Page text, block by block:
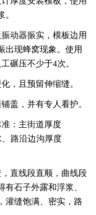
动器振实，模板边用
出现蜂窝现象。使用
碾压不少于4次。
，且预留伸缩缝。
盖，并有专人看护。
：主街道厚度
、路沿边沟厚度
，直线段直顺，曲线段
石子外露和浮浆、
灌缝饱满、密实，路